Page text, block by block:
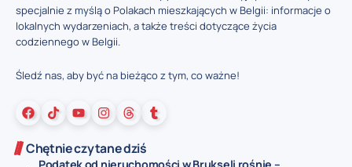
specjalnie z myślą o Polakach mieszkających w Belgii: informacje o
lokalnych wydarzeniach, a także treści dotyczące życia
codziennego w Belgii.
Śledź nas, aby być na bieżąco z tym, co ważne!
Chętnie czytane dziś